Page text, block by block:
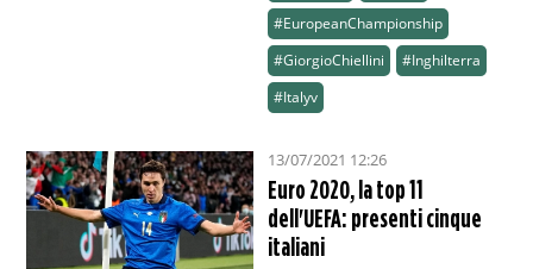
#EuropeanChampionship
#GiorgioChiellini
#Inghilterra
#Italyv
13/07/2021 12:26
Euro 2020, la top 11
dell'UEFA: presenti cinque
italiani